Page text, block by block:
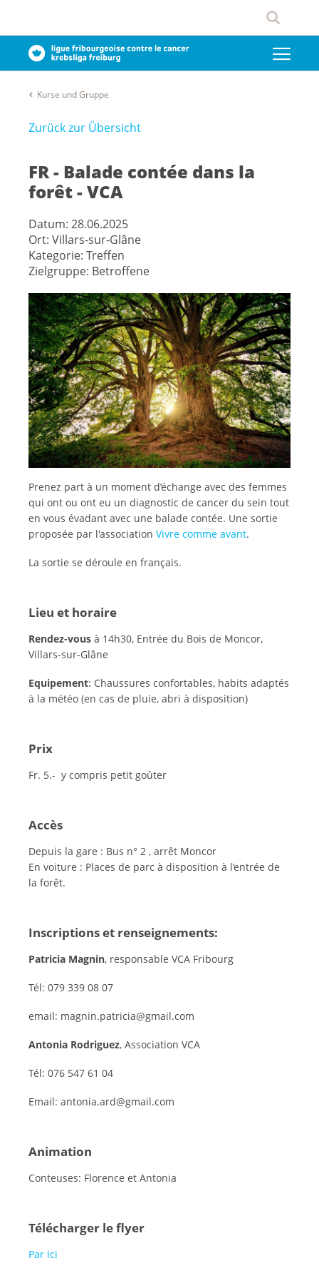
Kurse und Gruppe
Zurück zur Übersicht
FR - Balade contée dans la
forêt - VCA
Datum: 28.06.2025
Ort: Villars-sur-Glâne
Kategorie: Treffen
Zielgruppe: Betroffene
Prenez part à un moment d’échange avec des femmes
qui ont ou ont eu un diagnostic de cancer du sein tout
en vous évadant avec une balade contée. Une sortie
proposée par l'association Vivre comme avant.
La sortie se déroule en français.
Lieu et horaire
Rendez-vous à 14h30, Entrée du Bois de Moncor,
Villars-sur-Glâne
Equipement: Chaussures confortables, habits adaptés
à la météo (en cas de pluie, abri à disposition)
Prix
Fr. 5.- y compris petit goûter
Accès
Depuis la gare : Bus n° 2 , arrêt Moncor
En voiture : Places de parc à disposition à l’entrée de
la forêt.
Inscriptions et renseignements:
Patricia Magnin, responsable VCA Fribourg
Tél: 079 339 08 07
email: magnin.patricia@gmail.com
Antonia Rodriguez, Association VCA
Tél: 076 547 61 04
Email: antonia.ard@gmail.com
Animation
Conteuses: Florence et Antonia
Télécharger le flyer
Par ici